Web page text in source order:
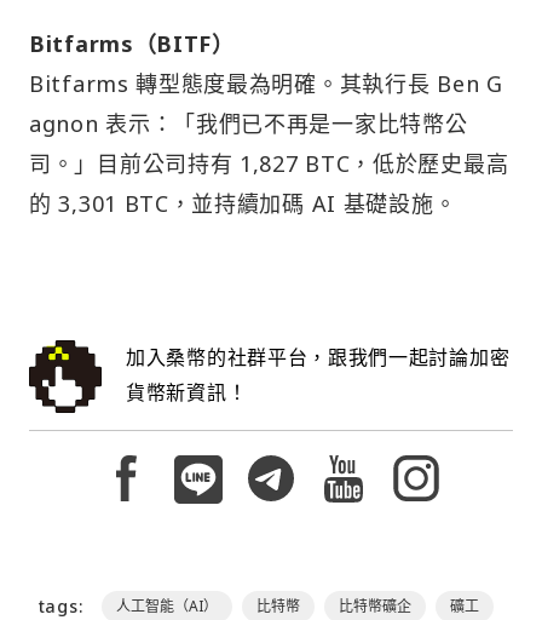
Bitfarms（BITF）
Bitfarms 轉型態度最為明確。其執行長 Ben G
agnon 表示：「我們已不再是一家比特幣公
司。」目前公司持有 1,827 BTC，低於歷史最高
的 3,301 BTC，並持續加碼 AI 基礎設施。
加入桑幣的社群平台，跟我們一起討論加密
貨幣新資訊！
tags: 人工智能（AI） 比特幣 比特幣礦企 礦工